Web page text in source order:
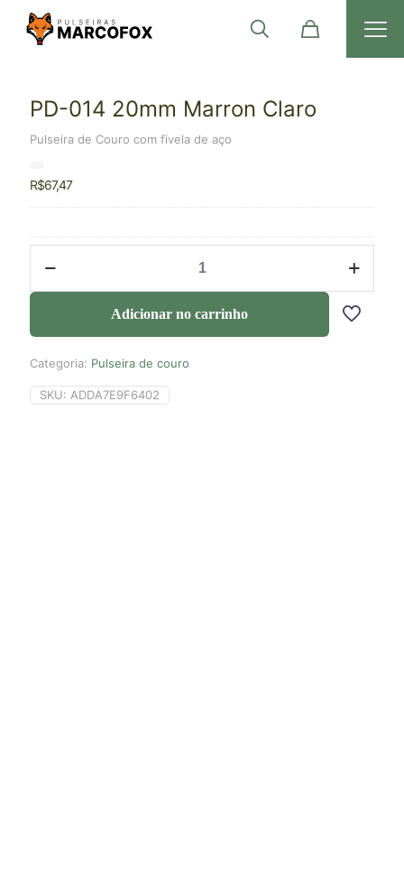
PD-014 20mm Marron Claro
Pulseira de Couro com fivela de aço
R$67,47
Adicionar no carrinho
Categoria: Pulseira de couro
SKU: ADDA7E9F6402